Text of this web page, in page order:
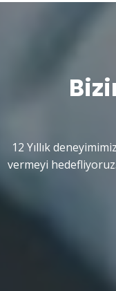
12 Yıllık
vermeyi